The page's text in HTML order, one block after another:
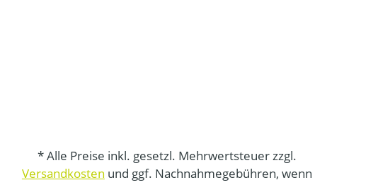
* Alle Preise inkl. gesetzl. Mehrwertsteuer zzgl.
Versandkosten und ggf. Nachnahmegebühren, wenn